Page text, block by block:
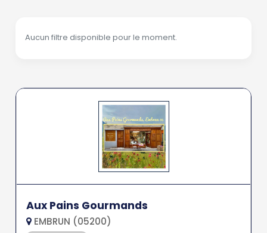
Aucun filtre disponible pour le moment.
Aux Pains Gourmands
EMBRUN (05200)